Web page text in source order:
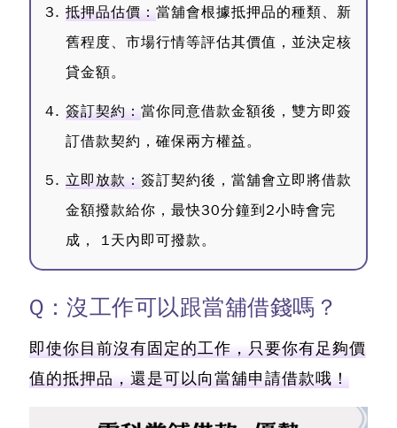
抵押品估價： 當舖會根據抵押品的種類、新
舊程度、市場行情等評估其價值，並決定核
貸金額。
簽訂契約： 當你同意借款金額後，雙方即簽
訂借款契約，確保兩方權益。
立即放款： 簽訂契約後，當舖會立即將借款
金額撥款給你，最快30分鐘到2小時會完
成， 1天內即可撥款。
Q：沒工作可以跟當舖借錢嗎？
即使你目前沒有固定的工作，只要你有足夠價
值的抵押品，還是可以向當舖申請借款哦！